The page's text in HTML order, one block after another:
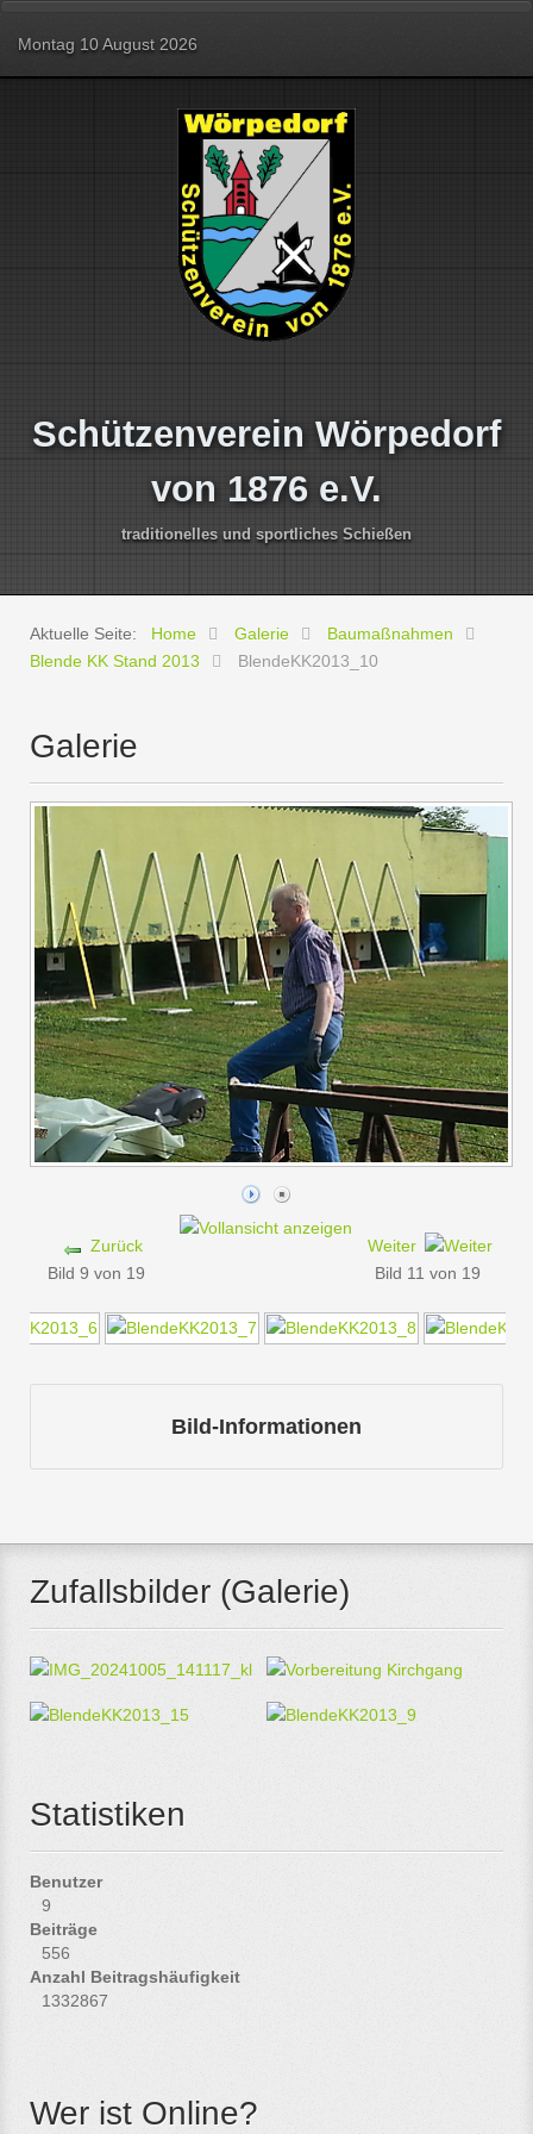
Montag 10 August 2026
Schützenverein Wörpedorf
von 1876 e.V.
traditionelles und sportliches Schießen
Aktuelle Seite: Home Galerie
Baumaßnahmen
Blende KK Stand 2013
BlendeKK2013_10
Galerie
Zurück
Bild 9 von 19
Weiter
Bild 11 von 19
Bild-Informationen
Zufallsbilder (Galerie)
Statistiken
Benutzer
9
Beiträge
556
Anzahl Beitragshäufigkeit
1332867
Wer ist Online?